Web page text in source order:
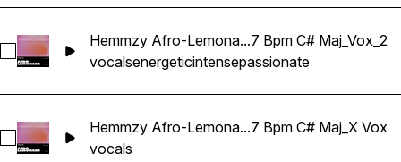
Sélectionnez Hemmzy Afro-Lemonade - Can't Be Real 97
Hemmzy Afro-Lemona...7 Bpm C# Maj_Vox_2
vocalsenergeticintensepassionate
Sélectionnez Hemmzy Afro-Lemonade - Can't Be Real 97
Hemmzy Afro-Lemona...7 Bpm C# Maj_X Vox
vocals